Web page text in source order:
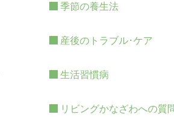
季節の養生法
産後のトラブル･ケア
生活習慣病
リビングかなざわへの質